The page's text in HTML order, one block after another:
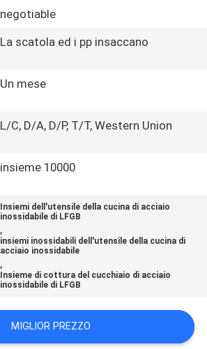
negotiable
La scatola ed i pp insaccano
Un mese
L/C, D/A, D/P, T/T, Western Union
insieme 10000
Insiemi dell'utensile della cucina di acciaio
inossidabile di LFGB
,
insiemi inossidabili dell'utensile della cucina di
acciaio inossidabile
,
Insieme di cottura del cucchiaio di acciaio
inossidabile di LFGB
MIGLIOR PREZZO